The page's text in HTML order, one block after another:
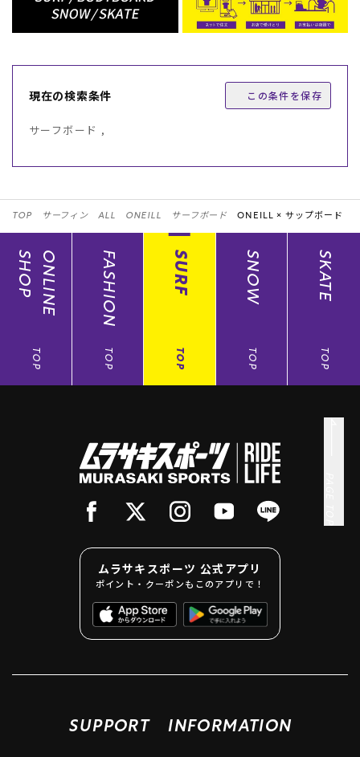
現在の検索条件 この条件を保存
サーフボード ,
TOP サーフィン ALL ONEILL サーフボード ONEILL × サップボード
ONLINE
SHOP
TOP
FASHION
TOP
SURF
TOP
SNOW
TOP
SKATE
TOP
ムラサキスポーツ 公式アプリ
ポイント・クーポンもこのアプリで！
SUPPORT INFORMATION